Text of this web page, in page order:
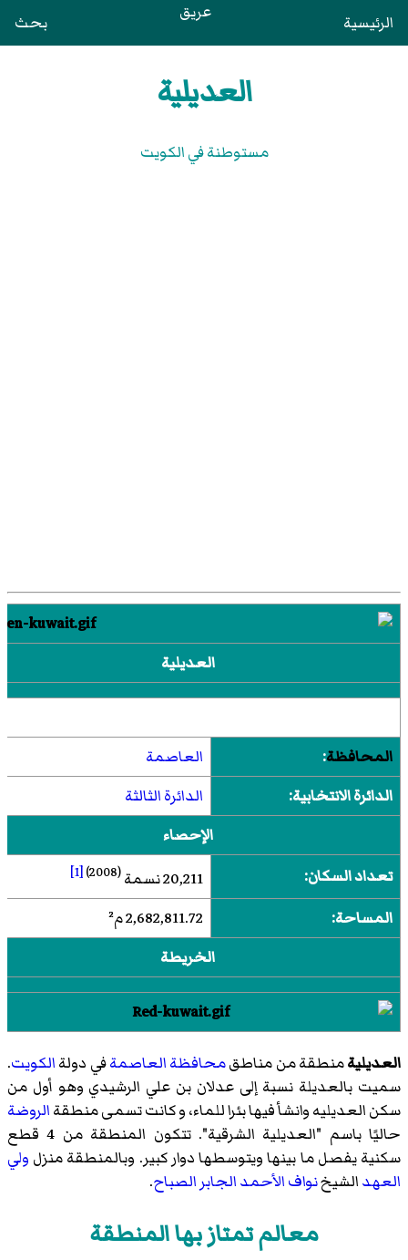
الرئيسية عريق بحث
العديلية
مستوطنة في الكويت
العديلية
المحافظة:
العاصمة
الدائرة الانتخابية:
الدائرة الثالثة
الإحصاء
تعداد السكان:
20,211 نسمة (2008)
[1]
المساحة:
2,682,811.72 م²
الخريطة
العديليةمنطقة من مناطقمحافظة العاصمةفي دولةالكويت.
سميت بالعديلة نسبة إلى عدلان بن علي الرشيدي وهو أول من
سكن العديليه وانشأ فيها بئرا للماء، و كانت تسمى منطقةالروضة
حاليًا باسم "العديلية الشرقية". تتكون المنطقة من 4 قطع
سكنية يفصل ما بينها ويتوسطها دوار كبير. وبالمنطقة منزل ولي
العهدالشيخنواف الأحمد الجابر الصباح.
معالم تمتاز بها المنطقة